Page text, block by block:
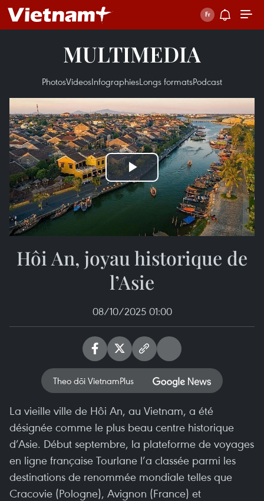
MULTIMEDIA
PhotosVideosInfographiesLongs formatsPodcast
Play
Video
Hôi An, joyau historique de
l’Asie
08/10/2025 01:00
Theo dõi VietnamPlus
La vieille ville de Hôi An, au Vietnam, a été
désignée comme le plus beau centre historique
d’Asie. Début septembre, la plateforme de voyages
en ligne française Tourlane l’a classée parmi les
destinations de renommée mondiale telles que
Cracovie (Pologne), Avignon (France) et